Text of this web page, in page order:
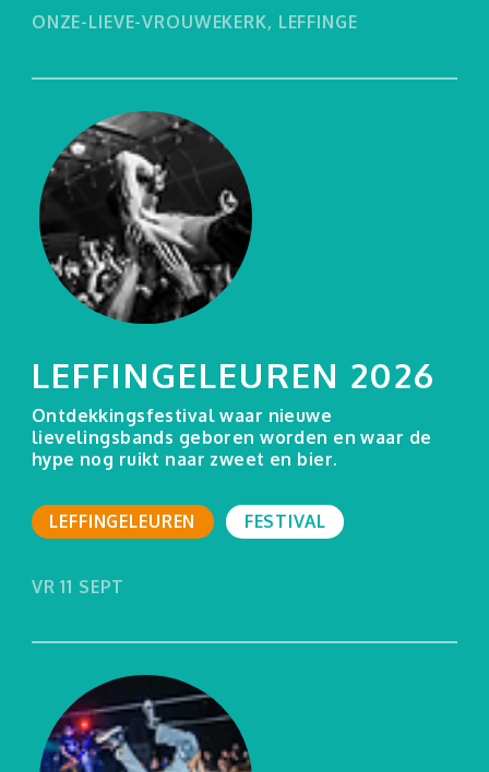
ONZE-LIEVE-VROUWEKERK, LEFFINGE
LEFFINGELEUREN 2026
Ontdekkingsfestival waar nieuwe
lievelingsbands geboren worden en waar de
hype nog ruikt naar zweet en bier.
LEFFINGELEUREN FESTIVAL
VR 11 SEPT
Nieuws
Zwerverpaz
Jongerentarief
Archief
Contact
LEADER-project LL 50+